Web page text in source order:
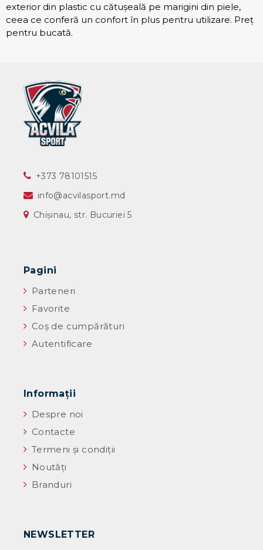
exterior din plastic cu cătușeală pe marigini din piele,
ceea ce conferă un confort în plus pentru utilizare. Preț
pentru bucată.
‎+373 78101515
info@acvilasport.md
Chișinau, str. Bucuriei 5
Pagini
Parteneri
Favorite
Coș de cumpărături
Autentificare
Informaţii
Despre noi
Contacte
Termeni și condiții
Noutăţi
Branduri
NEWSLETTER